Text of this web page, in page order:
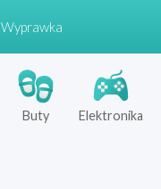
Wyprawka
Buty Elektronika